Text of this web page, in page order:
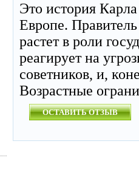
Это история
Европе.
растет в роли
реагирует на
советников, и,
Возрастные
ОСТАВИТЬ ОТЗЫВ